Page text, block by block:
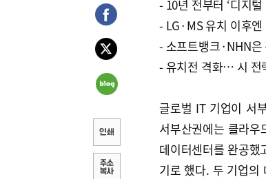
- 10년 전부터 ‘디지털
- LG·MS 유치 이후엔
- 소프트뱅크·NHN은
- 유치전 격화… 시 전
글로벌 IT 기업이 서
서부산권에는 클라
데이터센터를 완공했
기로 했다. 두 기업의